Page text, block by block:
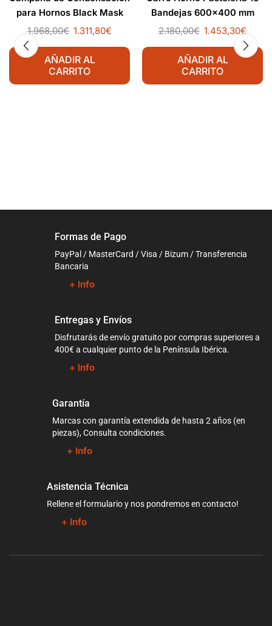
para Hornos Black Mask
1.968,00€ 1.311,80€
AÑADIR AL
CARRITO
Bandejas 600×400 mm
2.180,00€ 1.453,30€
AÑADIR AL
CARRITO
Formas de Pago
PayPal / MasterCard / Visa / Bizum / Transferencia
Bancaria
+ Info
Entregas y Envíos
Disfrutarás de envío gratuito por compras superiores a
400€ a cualquier punto de la Península Ibérica.
+ Info
Garantía
Marcas con garantía extendida de hasta 2 años (en
piezas), Consulta condiciones.
+ Info
Asistencia Técnica
Rellene el formulario y nos pondremos en contacto!
+ Info